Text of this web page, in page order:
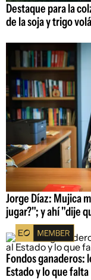
Destaque para la
de la soja y trigo
Jorge Díaz: Mujica
jugar?"; y ahí "dije
Fondos ganaderos:
Estado y lo que falta